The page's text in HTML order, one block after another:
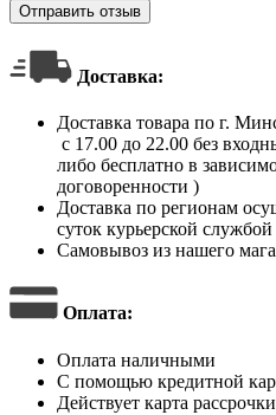
Отправить отзыв
Доставка:
Доставка товара по г.
с 17.00 до 22.00 без
либо бесплатно в
договоренности )
Доставка по регионам
суток курьерской
Самовывоз из нашего
Оплата:
Оплата наличными
С помощью кредитной
Действует карта